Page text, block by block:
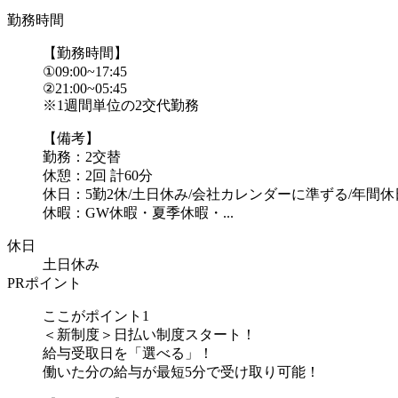
勤務時間
【勤務時間】
①09:00~17:45
②21:00~05:45
※1週間単位の2交代勤務
【備考】
勤務：2交替
休憩：2回 計60分
休日：5勤2休/土日休み/会社カレンダーに準ずる/年間休
休暇：GW休暇・夏季休暇・...
休日
土日休み
PRポイント
ここがポイント1
＜新制度＞日払い制度スタート！
給与受取日を「選べる」！
働いた分の給与が最短5分で受け取り可能！